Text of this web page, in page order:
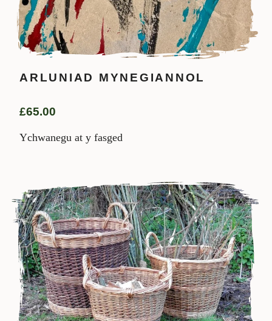
ARLUNIAD MYNEGIANNOL
£65.00
Ychwanegu at y fasged